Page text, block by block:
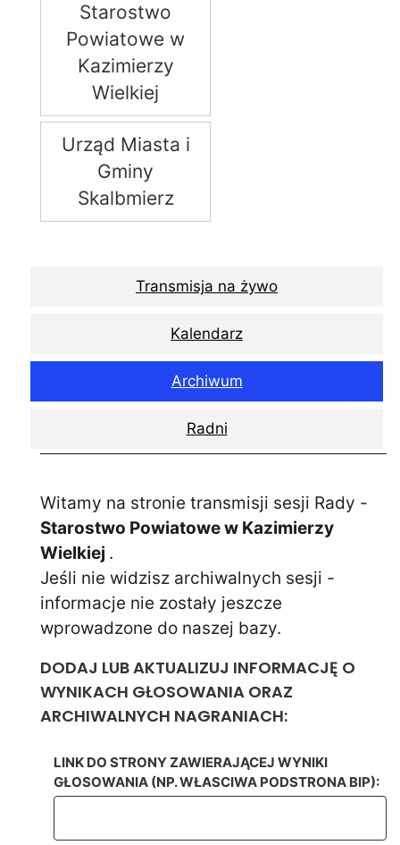
Starostwo
Powiatowe w
Kazimierzy
Wielkiej
Urząd Miasta i
Gminy
Skalbmierz
Transmisja na żywo
Kalendarz
Archiwum
Radni
Witamy na stronie transmisji sesji Rady -
Starostwo Powiatowe w Kazimierzy
Wielkiej .
Jeśli nie widzisz archiwalnych sesji -
informacje nie zostały jeszcze
wprowadzone do naszej bazy.
DODAJ LUB AKTUALIZUJ INFORMACJĘ O
WYNIKACH GŁOSOWANIA ORAZ
ARCHIWALNYCH NAGRANIACH:
LINK DO STRONY ZAWIERAJĄCEJ WYNIKI
GŁOSOWANIA (NP. WŁASCIWA PODSTRONA BIP):